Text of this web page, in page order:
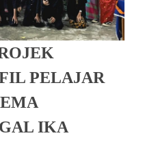
PELAJAR
IKA